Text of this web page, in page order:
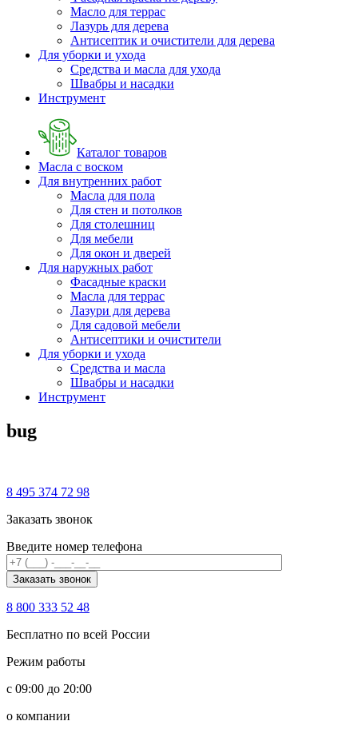
Масло для террас
Лазурь для дерева
Антисептик и очистители для дерева
Для уборки и ухода
Средства и масла для ухода
Швабры и наcадки
Инструмент
Каталог товаров
Масла с воском
Для внутренних работ
Масла для пола
Для стен и потолков
Для столешниц
Для мебели
Для окон и дверей
Для наружных работ
Фасадные краски
Масла для террас
Лазури для дерева
Для садовой мебели
Антисептики и очистители
Для уборки и ухода
Средства и масла
Швабры и наcадки
Инструмент
bug
8 495 374 72 98
Заказать звонок
Введите номер телефона
8 800 333 52 48
Бесплатно по всей России
Режим работы
с 09:00 до 20:00
о компании